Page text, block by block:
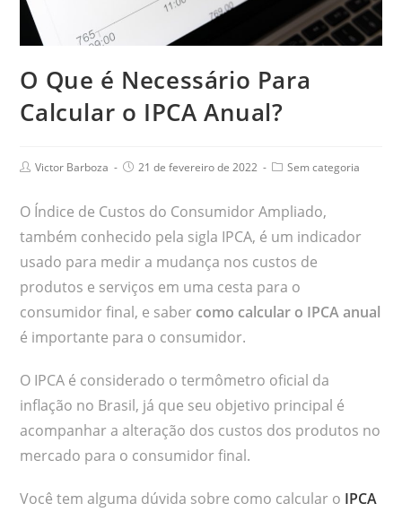
O Que é Necessário Para
Calcular o IPCA Anual?
Victor Barboza 21 de fevereiro de 2022 Sem categoria
O Índice de Custos do Consumidor Ampliado,
também conhecido pela sigla IPCA, é um indicador
usado para medir a mudança nos custos de
produtos e serviços em uma cesta para o
consumidor final, e saber como calcular o IPCA anual
é importante para o consumidor.
O IPCA é considerado o termômetro oficial da
inflação no Brasil, já que seu objetivo principal é
acompanhar a alteração dos custos dos produtos no
mercado para o consumidor final.
Você tem alguma dúvida sobre como calcular o IPCA